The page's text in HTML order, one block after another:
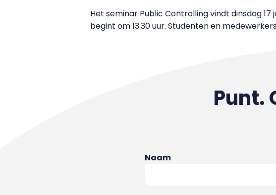
Het seminar Public Controlling vindt dinsdag
begint om 13.30 uur. Studenten en
Punt.
Naam